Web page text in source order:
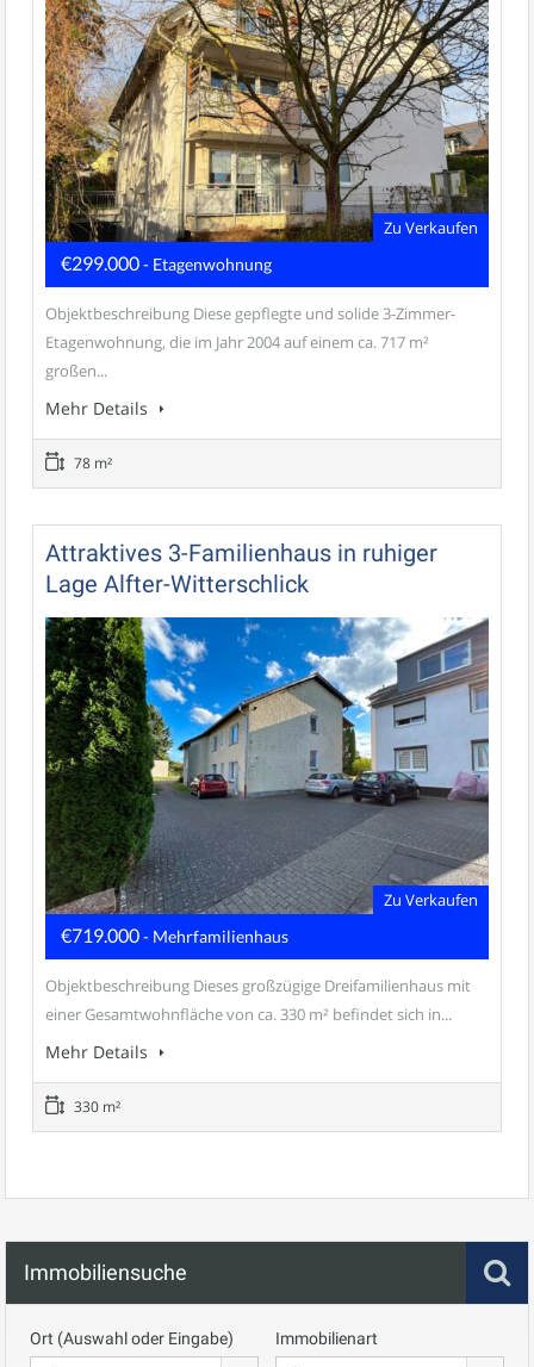
Zu Verkaufen
€299.000- Etagenwohnung
Objektbeschreibung Diese gepflegte und solide 3-Zimmer-
Etagenwohnung, die im Jahr 2004 auf einem ca. 717 m²
großen...
Mehr Details
78 m²
Attraktives 3-Familienhaus in ruhiger
Lage Alfter-Witterschlick
Zu Verkaufen
€719.000- Mehrfamilienhaus
Objektbeschreibung Dieses großzügige Dreifamilienhaus mit
einer Gesamtwohnfläche von ca. 330 m² befindet sich in...
Mehr Details
330 m²
Immobiliensuche
Ort (Auswahl oder Eingabe) Immobilienart